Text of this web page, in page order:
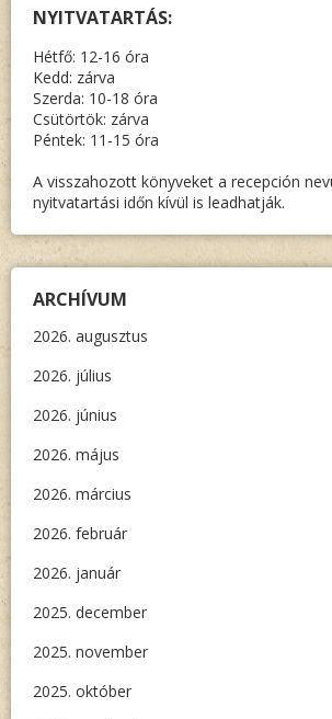
NYITVATARTÁS:
Hétfő: 12-16 óra
Kedd: zárva
Szerda: 10-18 óra
Csütörtök: zárva
Péntek: 11-15 óra
A visszahozott könyveket a recepción
nyitvatartási időn kívül is leadhatják.
ARCHÍVUM
2026. augusztus
2026. július
2026. június
2026. május
2026. március
2026. február
2026. január
2025. december
2025. november
2025. október